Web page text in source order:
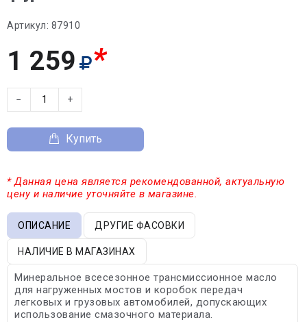
Артикул: 87910
1 259 *
− +
Купить
* Данная цена является рекомендованной, актуальную
цену и наличие уточняйте в магазине.
ОПИСАНИЕ ДРУГИЕ ФАСОВКИ
НАЛИЧИЕ В МАГАЗИНАХ
Минеральное всесезонное трансмиссионное масло
для нагруженных мостов и коробок передач
легковых и грузовых автомобилей, допускающих
использование смазочного материала.